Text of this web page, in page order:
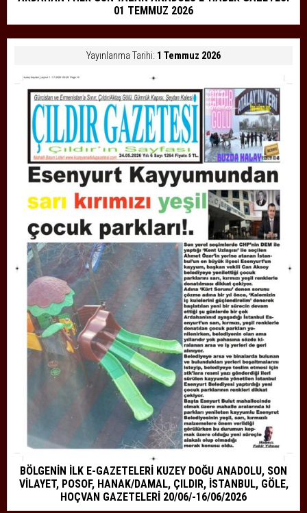
01 TEMMUZ 2026
Yayınlanma Tarihi: 1 Temmuz 2026
BÖLGENİN İLK E-GAZETELERİ KUZEY DOĞU ANADOLU, SON
VİLAYET, POSOF, HANAK/DAMAL, ÇILDIR, İSTANBUL, GÖLE,
HOÇVAN GAZETELERİ 20/06/-16/06/2026